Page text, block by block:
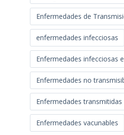
Enfermedades de
enfermedades infecciosas
Enfermedades infecciosas
Enfermedades no
Enfermedades
Enfermedades vacunables